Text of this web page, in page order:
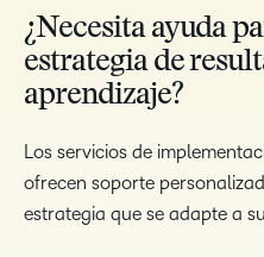
¿Necesita ayuda
estrategia de
aprendizaje?
Los servicios de
ofrecen soporte
estrategia que se adapte a